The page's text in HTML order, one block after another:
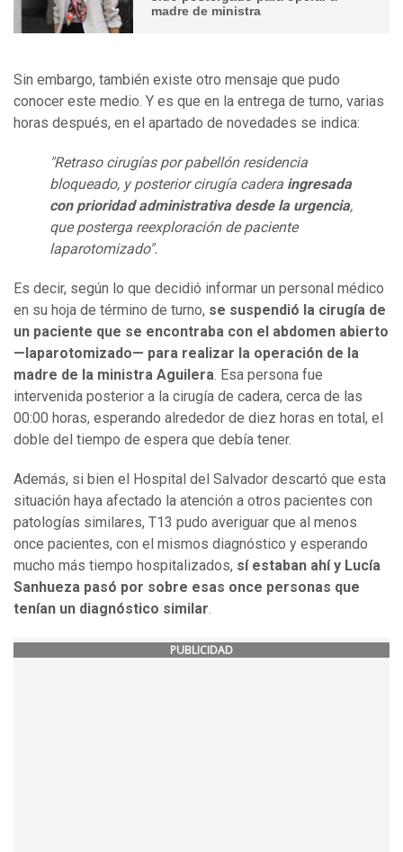
madre de ministra
Sin embargo, también existe otro mensaje que pudo
conocer este medio. Y es que en la entrega de turno, varias
horas después, en el apartado de novedades se indica:
"Retraso cirugías por pabellón residencia
bloqueado, y posterior cirugía cadera ingresada
con prioridad administrativa desde la urgencia,
que posterga reexploración de paciente
laparotomizado".
Es decir, según lo que decidió informar un personal médico
en su hoja de término de turno, se suspendió la cirugía de
un paciente que se encontraba con el abdomen abierto
—laparotomizado— para realizar la operación de la
madre de la ministra Aguilera. Esa persona fue
intervenida posterior a la cirugía de cadera, cerca de las
00:00 horas, esperando alrededor de diez horas en total, el
doble del tiempo de espera que debía tener.
Además, si bien el Hospital del Salvador descartó que esta
situación haya afectado la atención a otros pacientes con
patologías similares, T13 pudo averiguar que al menos
once pacientes, con el mismos diagnóstico y esperando
mucho más tiempo hospitalizados, sí estaban ahí y Lucía
Sanhueza pasó por sobre esas once personas que
tenían un diagnóstico similar.
PUBLICIDAD